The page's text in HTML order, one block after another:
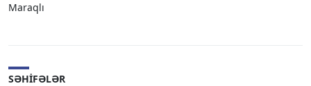
Maraqlı
SƏHIFƏLƏR